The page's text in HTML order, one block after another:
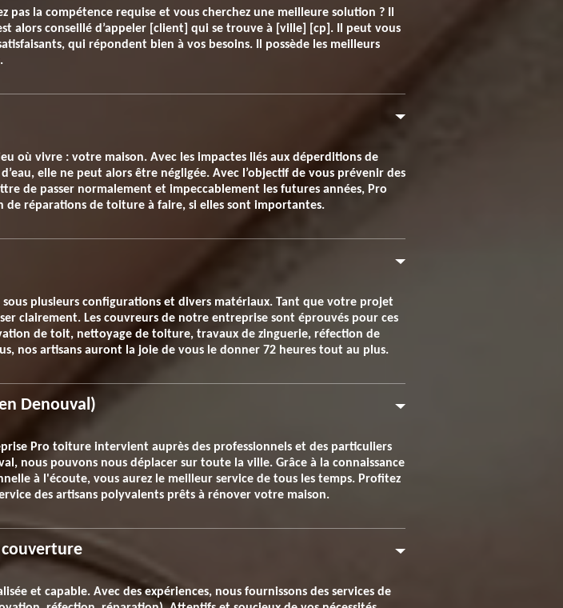
la compétence requise et vous cherchez une meilleure solution ? Il
alors conseillé d’appeler [client] qui se trouve à [ville] [cp]. Il peut vous
qui répondent bien à vos besoins. Il possède les meilleurs
où vivre : votre maison. Avec les impactes liés aux déperditions de
elle ne peut alors être négligée. Avec l’objectif de vous prévenir des
de passer normalement et impeccablement les futures années, Pro
réparations de toiture à faire, si elles sont importantes.
plusieurs configurations et divers matériaux. Tant que votre projet
clairement. Les couvreurs de notre entreprise sont éprouvés pour ces
de toit, nettoyage de toiture, travaux de zinguerie, réfection de
nos artisans auront la joie de vous le donner 72 heures tout au plus.
Denouval)
Pro toiture intervient auprès des professionnels et des particuliers
nous pouvons nous déplacer sur toute la ville. Grâce à la connaissance
à l'écoute, vous aurez le meilleur service de tous les temps. Profitez
des artisans polyvalents prêts à rénover votre maison.
et capable. Avec des expériences, nous fournissons des services de